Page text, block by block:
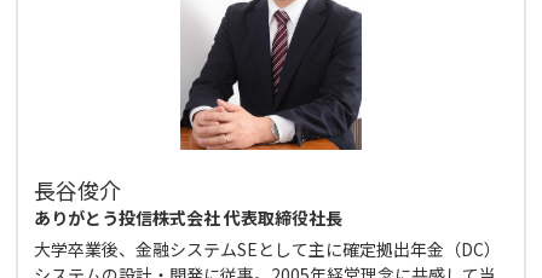
長谷俊介
ありがとう投信株式会社 代表取締役社長
大学卒業後、金融システムSEとして主に確定拠出年金（DC）